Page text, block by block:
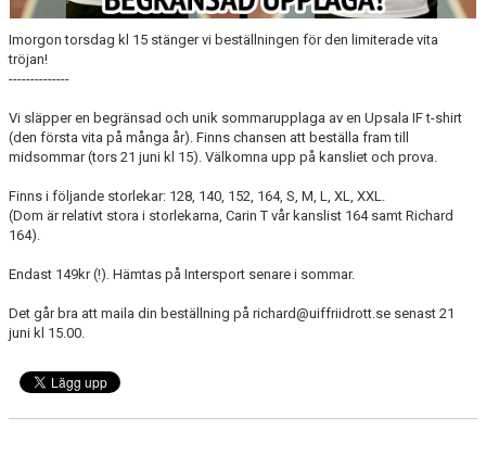
SOMMARFRIIDROTTSSKOLAN
STATISTIK
Imorgon torsdag kl 15 stänger vi beställningen för den limiterade vita
tröjan!
--------------
Vi släpper en begränsad och unik sommarupplaga av en Upsala IF t-shirt
(den första vita på många år). Finns chansen att beställa fram till
midsommar (tors 21 juni kl 15). Välkomna upp på kansliet och prova.
Finns i följande storlekar: 128, 140, 152, 164, S, M, L, XL, XXL.
(Dom är relativt stora i storlekarna, Carin T vår kanslist 164 samt Richard
164).
Endast 149kr (!). Hämtas på Intersport senare i sommar.
Det går bra att maila din beställning på richard@uiffriidrott.se senast 21
juni kl 15.00.